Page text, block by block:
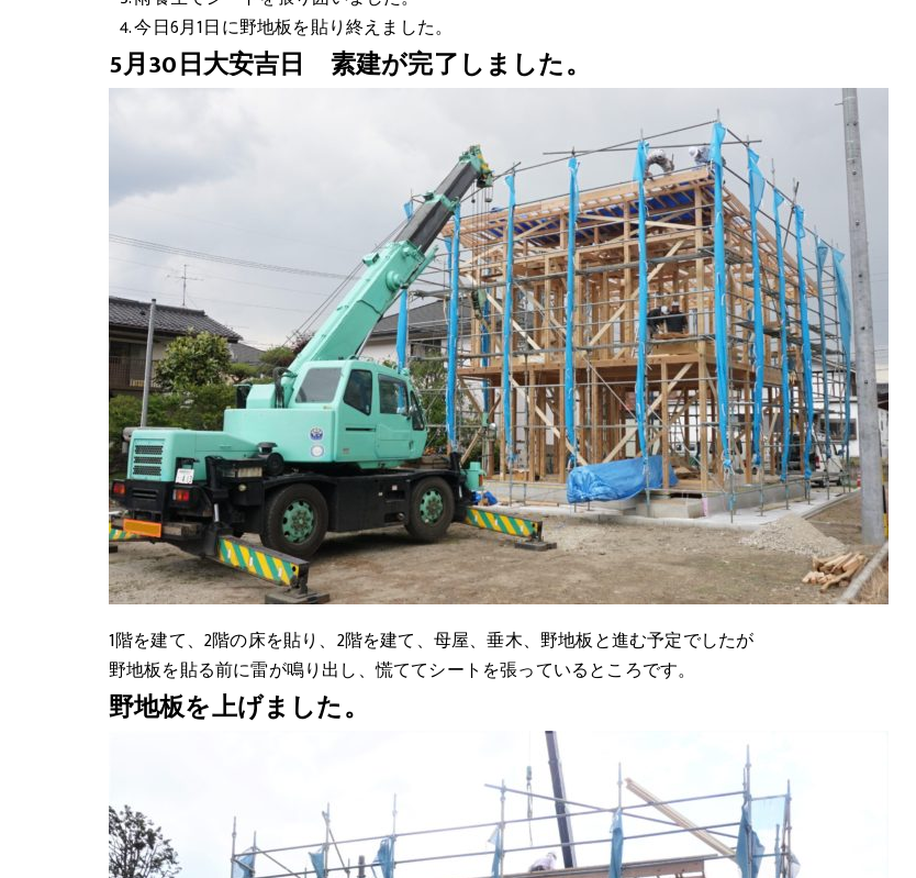
今日6月1日に野地板を貼り終えました。
5月30日大安吉日 素建が完了しました。
1階を建て、2階の床を貼り、2階を建て、母屋、垂木、野地板と進む予定でしたが
野地板を貼る前に雷が鳴り出し、慌ててシートを張っているところです。
野地板を上げました。